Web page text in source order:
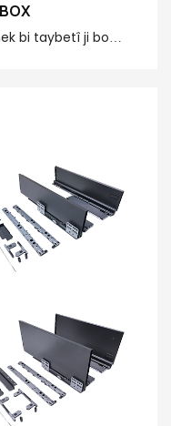
bi taybetî ji bo
e, çêkirina
safî kirin!